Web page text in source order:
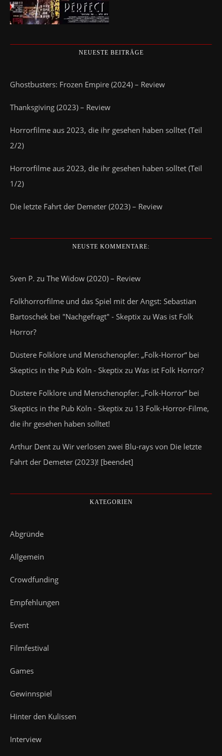
NEUESTE BEITRÄGE
Ghostbusters: Frozen Empire (2024) – Review
Thanksgiving (2023) – Review
Horrorfilme aus 2023, die ihr gesehen haben solltet (Teil
2/2)
Horrorfilme aus 2023, die ihr gesehen haben solltet (Teil
1/2)
Die letzte Fahrt der Demeter (2023) – Review
NEUSTE KOMMENTARE:
Sven P. zu The Widow (2020) – Review
Folkhorrorfilme und das Spiel mit der Angst: Sebastian
Bartoschek bei "Nachgefragt" - Skeptix zu Was ist Folk
Horror?
Düstere Folklore und Menschenopfer: „Folk-Horror“ bei
Skeptics in the Pub Köln - Skeptix zu Was ist Folk Horror?
Düstere Folklore und Menschenopfer: „Folk-Horror“ bei
Skeptics in the Pub Köln - Skeptix zu 13 Folk-Horror-Filme,
die ihr gesehen haben solltet!
Arthur Dent zu Wir verlosen zwei Blu-rays von Die letzte
Fahrt der Demeter (2023)! [beendet]
KATEGORIEN
Abgründe
Allgemein
Crowdfunding
Empfehlungen
Event
Filmfestival
Games
Gewinnspiel
Hinter den Kulissen
Interview